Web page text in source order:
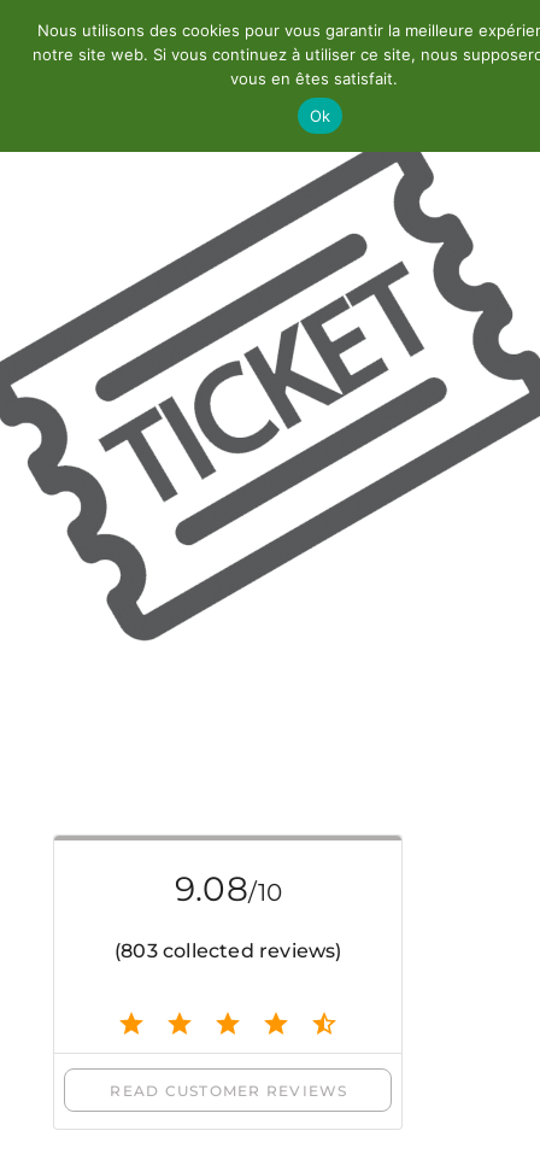
Nous utilisons des cookies pour vous garantir la meilleure
notre site web. Si vous continuez à utiliser ce site, nous
vous en êtes satisfait.
Ok